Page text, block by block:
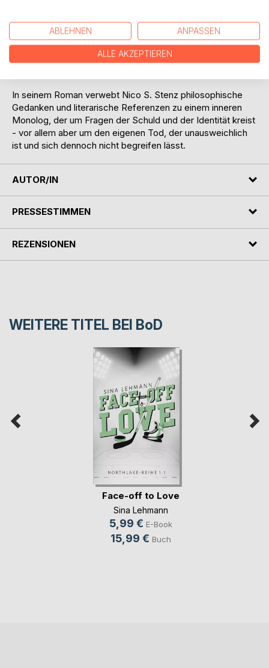
nur mit der eigenen Männlichkeit, sondern auch mit dem
anderen Geschlecht, schließlich eine obsessive Liebe und
der Mord, der ihn hinter Gitter brachte. Wie fügt man sich in
In seinem Roman verwebt Nico S. Stenz philosophische
Gedanken und literarische Referenzen zu einem inneren
Monolog, der um Fragen der Schuld und der Identität kreist
- vor allem aber um den eigenen Tod, der unausweichlich
ist und sich dennoch nicht begreifen lässt.
AUTOR/IN
PRESSESTIMMEN
REZENSIONEN
WEITERE TITEL BEI BoD
Face-off to Love
Sina Lehmann
5,99 € E-Book
15,99 € Buch
ABLEHNEN ANPASSEN
ALLE AKZEPTIEREN